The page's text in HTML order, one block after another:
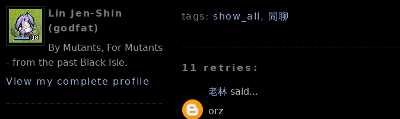
Lin Jen-Shin
(godfat)
By Mutants, For Mutants
- from the past Black Isle.
View my complete profile
tags:show_all , 閒聊
11 retries:
老林said...
orz